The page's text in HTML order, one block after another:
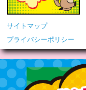
サイトマップ
プライバシーポリシー